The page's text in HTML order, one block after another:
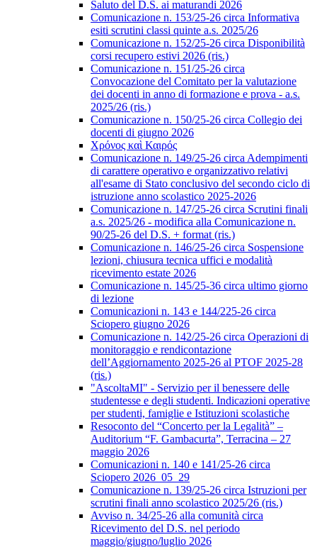
Saluto del D.S. ai maturandi 2026
Comunicazione n. 153/25-26 circa Informativa
esiti scrutini classi quinte a.s. 2025/26
Comunicazione n. 152/25-26 circa Disponibilità
corsi recupero estivi 2026 (ris.)
Comunicazione n. 151/25-26 circa
Convocazione del Comitato per la valutazione
dei docenti in anno di formazione e prova - a.s.
2025/26 (ris.)
Comunicazione n. 150/25-26 circa Collegio dei
docenti di giugno 2026
Χρόνος καὶ Καιρός
Comunicazione n. 149/25-26 circa Adempimenti
di carattere operativo e organizzativo relativi
all'esame di Stato conclusivo del secondo ciclo di
istruzione anno scolastico 2025-2026
Comunicazione n. 147/25-26 circa Scrutini finali
a.s. 2025/26 - modifica alla Comunicazione n.
90/25-26 del D.S. + format (ris.)
Comunicazione n. 146/25-26 circa Sospensione
lezioni, chiusura tecnica uffici e modalità
ricevimento estate 2026
Comunicazione n. 145/25-36 circa ultimo giorno
di lezione
Comunicazioni n. 143 e 144/225-26 circa
Sciopero giugno 2026
Comunicazione n. 142/25-26 circa Operazioni di
monitoraggio e rendicontazione
dell’Aggiornamento 2025-26 al PTOF 2025-28
(ris.)
"AscoltaMI" - Servizio per il benessere delle
studentesse e degli studenti. Indicazioni operative
per studenti, famiglie e Istituzioni scolastiche
Resoconto del “Concerto per la Legalità” –
Auditorium “F. Gambacurta”, Terracina – 27
maggio 2026
Comunicazioni n. 140 e 141/25-26 circa
Sciopero 2026_05_29
Comunicazione n. 139/25-26 circa Istruzioni per
scrutini finali anno scolastico 2025/26 (ris.)
Avviso n. 34/25-26 alla comunità circa
Ricevimento del D.S. nel periodo
maggio/giugno/luglio 2026